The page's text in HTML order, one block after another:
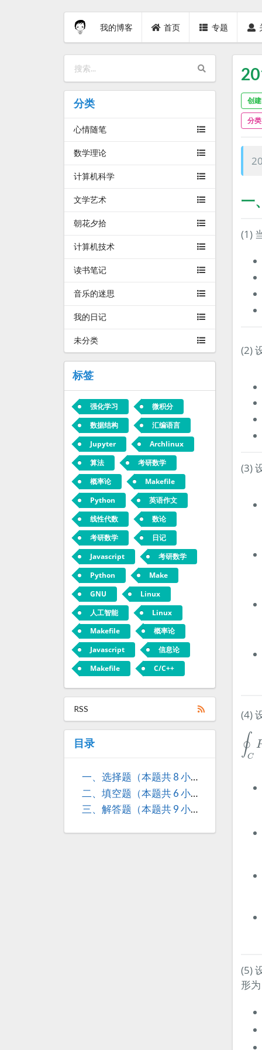
我的博客 首页 专题
分类
心情随笔
数学理论
计算机科学
文学艺术
朝花夕拾
计算机技术
读书笔记
音乐的迷思
我的日记
未分类
标签
强化学习
微积分
数据结构
汇编语言
Jupyter
Archlinux
算法
考研数学
概率论
Makefile
Python
英语作文
线性代数
数论
考研数学
日记
Javascript
考研数学
Python
Make
GNU
Linux
人工智能
Linux
Makefile
概率论
Javascript
信息论
Makefile
C/C++
RSS
目录
一、选择题（本题共 8 小题，每小题 4 分，共 32 分）
二、填空题（本题共 6 小题，每小题 4 分，共 24 分）
三、解答题（本题共 9 小题，共 94 分）
创
分类
一
(1)
(2)
(3)
(4)
∮C
C
(5)
形为